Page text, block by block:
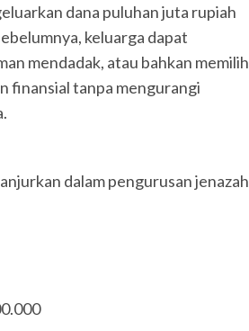
dana puluhan juta rupiah
keluarga dapat
mendadak, atau bahkan memilih
finansial tanpa mengurangi
dalam pengurusan jenazah